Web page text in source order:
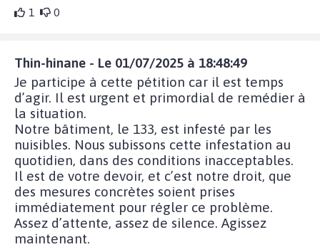
1 0
Thin-hinane - Le 01/07/2025 à 18:48:49
Je participe à cette pétition car il est temps
d’agir. Il est urgent et primordial de remédier à
la situation.
Notre bâtiment, le 133, est infesté par les
nuisibles. Nous subissons cette infestation au
quotidien, dans des conditions inacceptables.
Il est de votre devoir, et c’est notre droit, que
des mesures concrètes soient prises
immédiatement pour régler ce problème.
Assez d’attente, assez de silence. Agissez
maintenant.